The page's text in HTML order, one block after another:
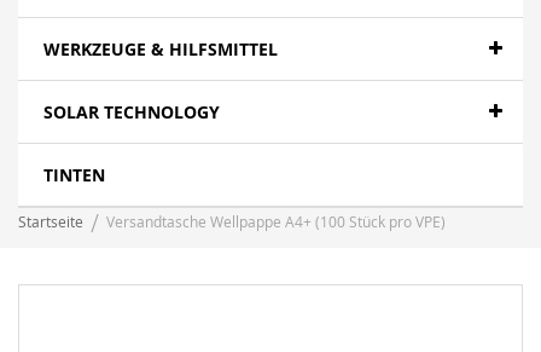
WERKZEUGE & HILFSMITTEL
SOLAR TECHNOLOGY
TINTEN
Startseite Versandtasche Wellpappe A4+ (100 Stück pro VPE)